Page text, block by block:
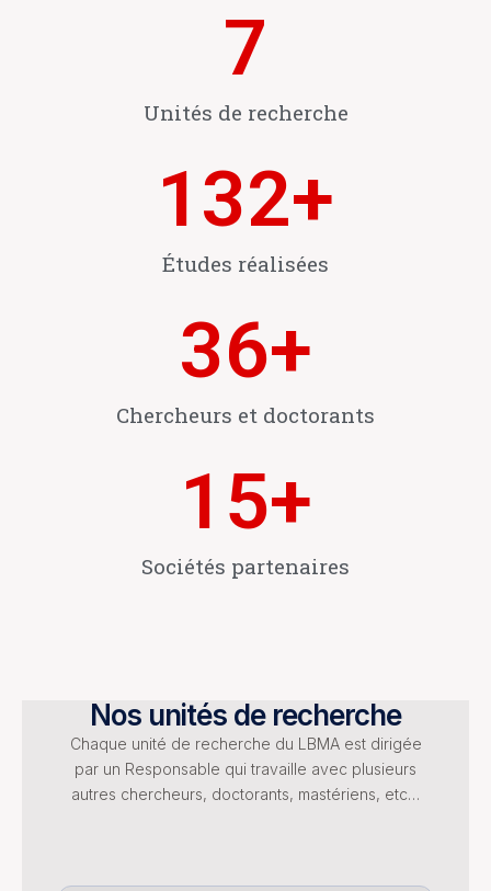
7
Unités de recherche
132+
Études réalisées
36+
Chercheurs et doctorants
15+
Sociétés partenaires
Nos unités de recherche
Chaque unité de recherche du LBMA est dirigée
par un Responsable qui travaille avec plusieurs
autres chercheurs, doctorants, mastériens, etc…